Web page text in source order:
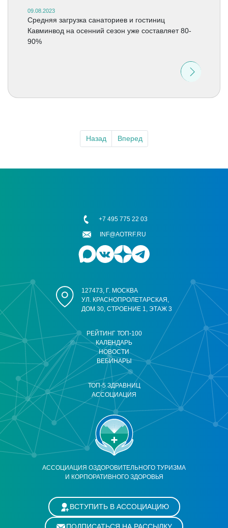
09.08.2023
Средняя загрузка санаториев и гостиниц
Кавминвод на осенний сезон уже составляет 80-
90%
Назад Вперед
АССОЦИАЦИЯ ОЗДОРОВИТЕЛЬНОГО ТУРИЗМА
И КОРПОРАТИВНОГО ЗДОРОВЬЯ
РЕЙТИНГ ТОП-100
КАЛЕНДАРЬ
НОВОСТИ
ВЕБИНАРЫ
ТОП-5 ЗДРАВНИЦ
АССОЦИАЦИЯ
127473, Г. МОСКВА
УЛ. КРАСНОПРОЛЕТАРСКАЯ,
ДОМ 30, СТРОЕНИЕ 1, ЭТАЖ 3
+7 495 775 22 03
INF@AOTRF.RU
ВСТУПИТЬ В АССОЦИАЦИЮ